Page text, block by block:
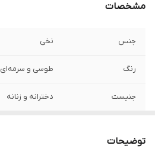
مشخصات
جنس نخی
رنگ طوسی و سرمه‌ای
جنیست دخترانه و زنانه
توضیحات